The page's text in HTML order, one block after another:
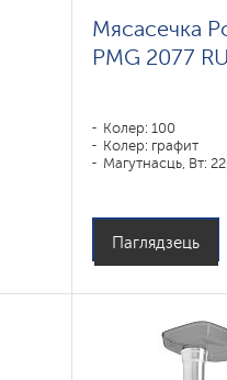
Мясасечка
PMG 2077
Колер: 100
Колер: графит
Магутнасць, Вт:
Паглядзець